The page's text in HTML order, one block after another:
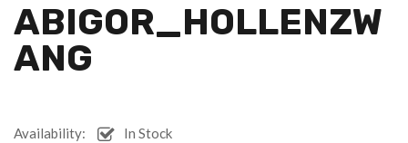
ABIGOR_HOLLENZW
ANG
Availability: In Stock